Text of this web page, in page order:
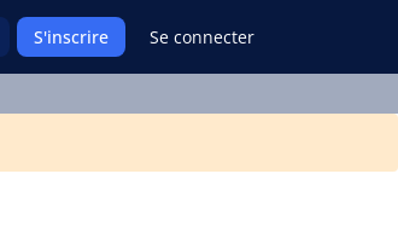
S'inscrire Se connecter